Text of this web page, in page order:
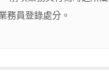
務員登錄處分。